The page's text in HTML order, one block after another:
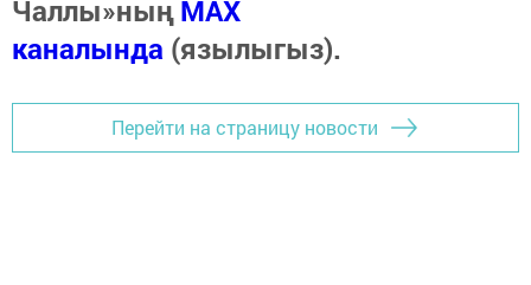
Чаллы»ныңMAX
каналында (язылыгыз).
Перейти на страницу новости